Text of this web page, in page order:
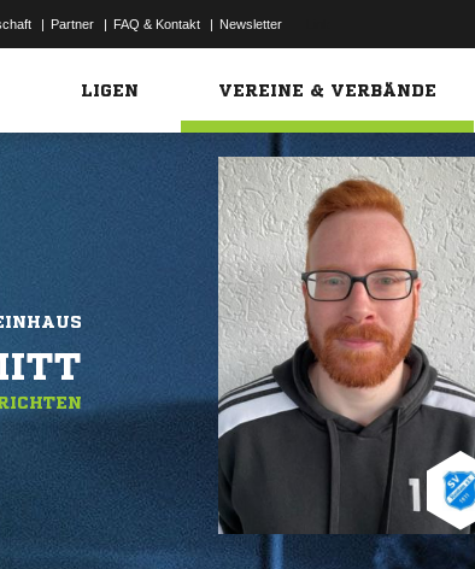
| Partner | FAQ & Kontakt | Newsletter
LIGEN VEREINE & VERBÄNDE